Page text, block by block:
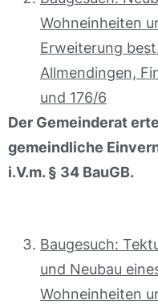
Wohneinheiten
Erweiterung
Allmendingen,
und 176/6
Der Gemeinderat
gemeindliche
i.V.m. § 34 BauGB.
Baugesuch:
und Neubau
Wohneinheiten